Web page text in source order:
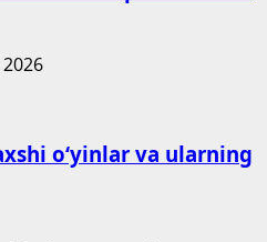
o‘yinlar va ularning